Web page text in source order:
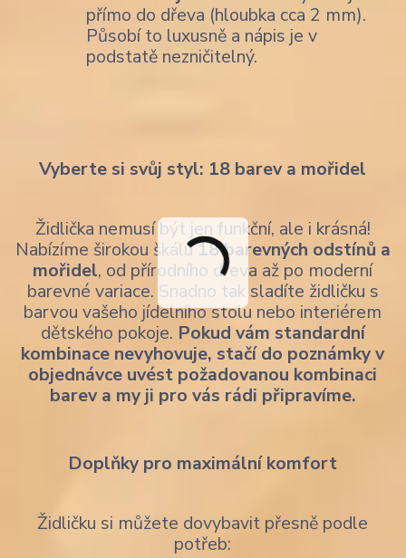
přímo do dřeva (hloubka cca 2 mm).
Působí to luxusně a nápis je v
podstatě nezničitelný.
Vyberte si svůj styl: 18 barev a mořidel
Židlička nemusí být jen funkční, ale i krásná!
Nabízíme širokou škálu18 barevných odstínů a
mořidel, od přírodního dřeva až po moderní
barevné variace. Snadno tak sladíte židličku s
barvou vašeho jídelního stolu nebo interiérem
dětského pokoje. Pokud vám standardní
kombinace nevyhovuje, stačí do poznámky v
objednávce uvést požadovanou kombinaci
barev a my ji pro vás rádi připravíme.
Doplňky pro maximální komfort
Židličku si můžete dovybavit přesně podle
potřeb: